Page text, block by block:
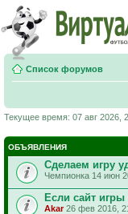
Список форумов
Текущее время: 07 авг 2026,
ОБЪЯВЛЕНИЯ
Сделаем игру
Чемпионка 14 июн
Если сайт игры
Akar26 фев 2016,